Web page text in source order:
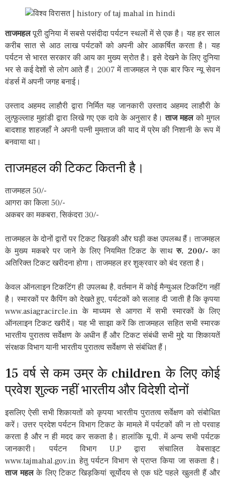
ताजमहलपूरी दुनिया में सबसे पसंदीदा पर्यटन स्थलों में से एक है। यह हर साल
करीब सात से आठ लाख पर्यटकों को अपनी ओर आकर्षित करता है। यह
पर्यटन से भारत सरकार की आय का मुख्य स्रोत है। इसे देखने के लिए दुनिया
भर से कई देशों से लोग आते हैं। 2007 में ताजमहल ने एक बार फिर न्यू सेवन
वंडर्स में अपनी जगह बनाई।
उस्ताद अहमद लाहौरी द्वारा निर्मित यह जानकारी उस्ताद अहमद लाहौरी के
लुत्फ़ुल्लाह मुहांडी द्वारा लिखे गए एक दावे के अनुसार है।ताज महलको मुगल
बादशाह शाहजहाँ ने अपनी पत्नी मुमताज की याद में प्रेम की निशानी के रूप में
बनवाया था।
ताजमहल की टिकट कितनी है।
ताजमहल 50/-
आगरा का किला 50/-
अकबर का मकबरा, सिकंदरा 30/-
ताजमहल के दोनों द्वारों पर टिकट खिड़की और घड़ी कक्ष उपलब्ध हैं। ताजमहल
के मुख्य मकबरे पर जाने के लिए नियमित टिकट के साथरु. 200/- का
अतिरिक्त टिकट खरीदना होगा। ताजमहल हर शुक्रवार को बंद रहता है।
केवल ऑनलाइन टिकटिंग ही उपलब्ध है, वर्तमान में कोई मैन्युअल टिकटिंग नहीं
है। स्मारकों पर कैपिंग को देखते हुए, पर्यटकों को सलाह दी जाती है कि कृपया
www.asiagracircle.in के माध्यम से आगरा में सभी स्मारकों के लिए
ऑनलाइन टिकट खरीदें। यह भी साझा करें कि ताजमहल सहित सभी स्मारक
भारतीय पुरातत्व सर्वेक्षण के अधीन हैं और टिकट संबंधी सभी मुद्दे या शिकायतें
संरक्षक विभाग यानी भारतीय पुरातत्व सर्वेक्षण से संबंधित हैं।
15 वर्ष से कम उम्र के children के लिए कोई
प्रवेश शुल्क नहीं भारतीय और विदेशी दोनों
इसलिए ऐसी सभी शिकायतों को कृपया भारतीय पुरातत्व सर्वेक्षण को संबोधित
करें। उत्तर प्रदेश पर्यटन विभाग टिकट के मामले में पर्यटकों की न तो परवाह
करता है और न ही मदद कर सकता है। हालांकि यू.पी. में अन्य सभी पर्यटक
जानकारी। पर्यटन विभाग U.P द्वारा संचालित वेबसाइट
www.tajmahal.gov.in हेतु पर्यटन विभाग से प्राप्त किया जा सकता है।
ताज महलके लिए टिकट खिड़कियां सूर्योदय से एक घंटे पहले खुलती हैं और